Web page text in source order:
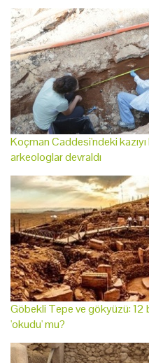
Koçman Caddesi'ndeki
arkeologlar devraldı
Göbekli Tepe ve gökyüzü: 12
'okudu' mu?